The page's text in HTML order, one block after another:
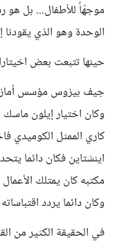
موجهّاً للأطفال... بل
الوحدة وهو الذي يقودنا
حينها تتبعت بعض
جيف بيزوس مؤسس أمازون
وكان اختيار إيلون ماسك
كاري الممثل الكوميدي
اينشتاين فكان دائما
مكتبه كان يمتلك
وكان دائما يردد
في الحقيقة الكثير من